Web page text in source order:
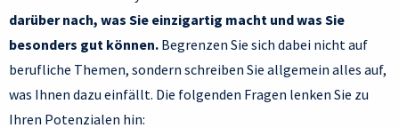
darüber nach, was Sie einzigartig macht und was Sie
besonders gut können. Begrenzen Sie sich dabei nicht auf
berufliche Themen, sondern schreiben Sie allgemein alles auf,
was Ihnen dazu einfällt. Die folgenden Fragen lenken Sie zu
Ihren Potenzialen hin: